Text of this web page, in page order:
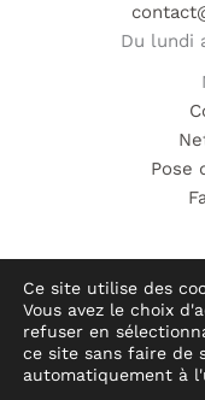
Du lundi
Pose
© Hauméa
Ce site utilise des
Vous avez le choix
refuser en
ce site sans faire de
automatiquement à